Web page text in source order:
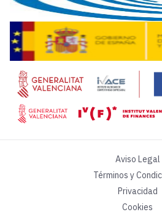
De ese modo, “puede parecer
La tecnología blockchain ha
“¿Tiene ideología el universo de
Aviso Legal
Términos y
Privacidad
Cookies